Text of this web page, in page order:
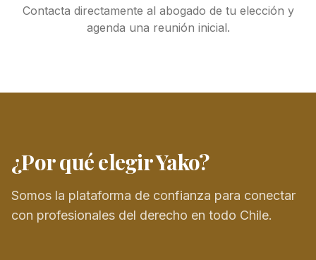
Contacta directamente al abogado de tu elección y
agenda una reunión inicial.
¿Por qué elegir Yako?
Somos la plataforma de confianza para conectar
con profesionales del derecho en todo Chile.